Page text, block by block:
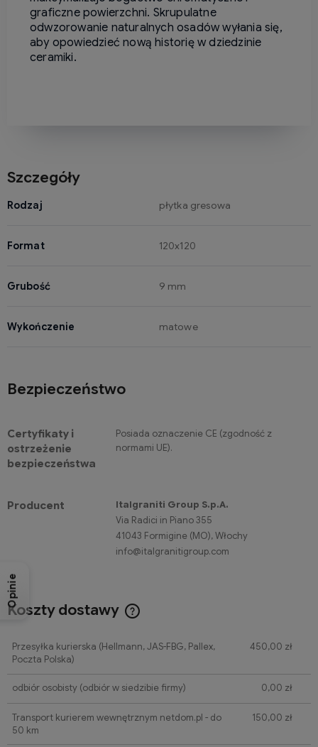
graficzne powierzchni. Skrupulatne
odwzorowanie naturalnych osadów wyłania się,
aby opowiedzieć nową historię w dziedzinie
ceramiki.
Szczegóły
Rodzaj płytka gresowa
Format 120x120
Grubość 9 mm
Wykończenie matowe
Bezpieczeństwo
Certyfikaty i
ostrzeżenie
bezpieczeństwa
Posiada oznaczenie CE (zgodność z
normami UE).
Producent
Italgraniti Group S.p.A.
Via Radici in Piano 355
41043 Formigine (MO), Włochy
info@italgranitigroup.com
Koszty dostawy
Przesyłka kurierska (Hellmann, JAS-FBG, Pallex,
Poczta Polska)
450,00 zł
odbiór osobisty(odbiór w siedzibie firmy) 0,00 zł
Transport kurierem wewnętrznym netdom.pl - do
50 km
150,00 zł
Opinie